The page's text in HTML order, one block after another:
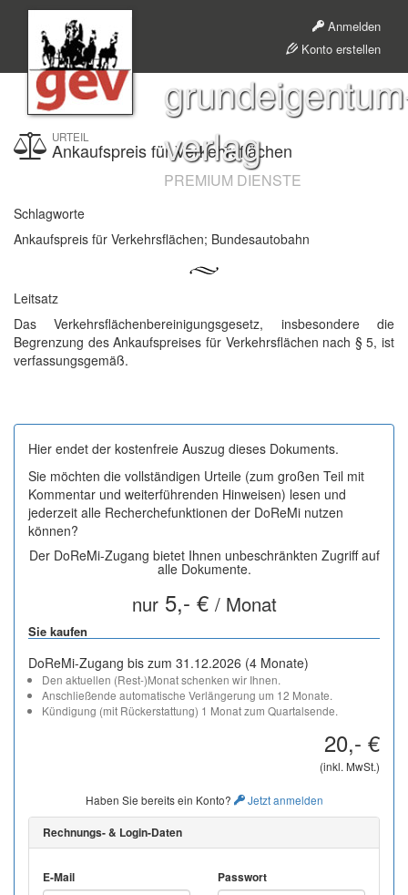
Anmelden
Konto erstellen
verlag
PREMIUM DIENSTE
URTEIL
Ankaufspreis für Verkehrsflächen
Schlagworte
Ankaufspreis für Verkehrsflächen; Bundesautobahn
Leitsatz
Das Verkehrsflächenbereinigungsgesetz, insbesondere die
Begrenzung des Ankaufspreises für Verkehrsflächen nach § 5, ist
verfassungsgemäß.
Hier endet der kostenfreie Auszug dieses Dokuments.
Sie möchten die vollständigen Urteile (zum großen Teil mit
Kommentar und weiterführenden Hinweisen) lesen und
jederzeit alle Recherchefunktionen der DoReMi nutzen
können?
Der DoReMi-Zugang bietet Ihnen unbeschränkten Zugriff auf
alle Dokumente.
nur5,- € / Monat
Sie kaufen
DoReMi-Zugang bis zum 31.12.2026 (4 Monate)
Den aktuellen (Rest-)Monat schenken wir Ihnen.
Anschließende automatische Verlängerung um 12 Monate.
Kündigung (mit Rückerstattung) 1 Monat zum Quartalsende.
20,- €
(inkl. MwSt.)
Haben Sie bereits ein Konto? Jetzt anmelden
Rechnungs- & Login-Daten
E-Mail Passwort